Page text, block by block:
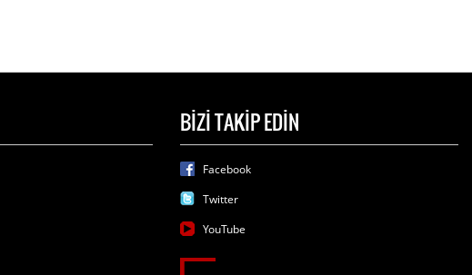
BİZİ TAKİP EDİN
Facebook
Twitter
YouTube